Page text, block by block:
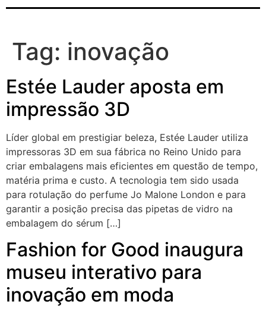
Tag: inovação
Estée Lauder aposta em
impressão 3D
Líder global em prestigiar beleza, Estée Lauder utiliza
impressoras 3D em sua fábrica no Reino Unido para
criar embalagens mais eficientes em questão de tempo,
matéria prima e custo. A tecnologia tem sido usada
para rotulação do perfume Jo Malone London e para
garantir a posição precisa das pipetas de vidro na
embalagem do sérum […]
Fashion for Good inaugura
museu interativo para
inovação em moda